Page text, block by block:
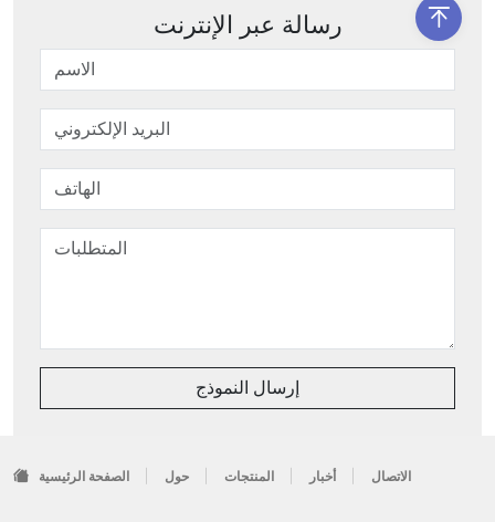
رسالة عبر الإنترنت
إرسال النموذج
الصفحة الرئيسية حول المنتجات أخبار الاتصال